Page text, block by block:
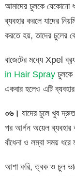
আমাদের চুলকে যেকোনো
ব্যবহার করলে যাদের
করতে হয়, তাদের চুলের
বাজেটের মধ্যে Xpel
in Hair Spray চুলকে
একবার হলেও এটি
০৬। যাদের চুলে খুব
পর আর্গন অয়েল ব্যবহার
বাঁধেনা ও লম্বা সময় ধরে
আশা করি, ত্বক ও চুল